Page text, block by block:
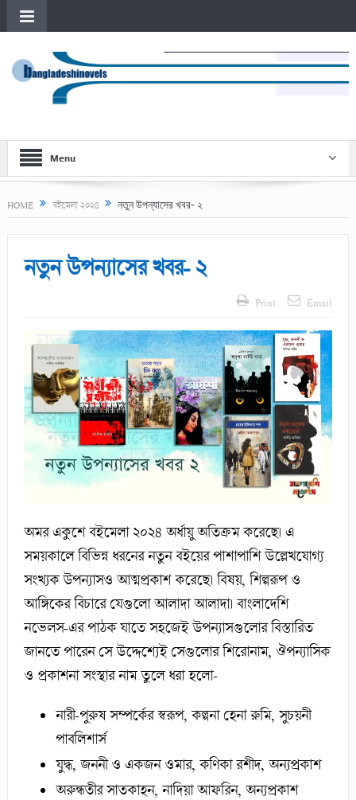
Menu
HOME বইমেলা ২০২৪ নতুন উপন্যাসের খবর- ২
নতুন উপন্যাসের খবর- ২
Print Email
অমর একুশে বইমেলা ২০২৪ অর্ধায়ু অতিক্রম করেছে। এ
সময়কালে বিভিন্ন ধরনের নতুন বইয়ের পাশাপাশি উল্লেখযোগ্য
সংখ্যক উপন্যাসও আত্মপ্রকাশ করেছে। বিষয়, শিল্পরূপ ও
আঙ্গিকের বিচারে যেগুলো আলাদা আলাদা। বাংলাদেশি
নভেলস-এর পাঠক যাতে সহজেই উপন্যাসগুলোর বিস্তারিত
জানতে পারেন সে উদ্দেশ্যেই সেগুলোর শিরোনাম, ঔপন্যাসিক
ও প্রকাশনা সংস্থার নাম তুলে ধরা হলো-
নারী-পুরুষ সম্পর্কের স্বরূপ, কল্পনা হেনা রুমি, সুচয়নী
পাবলিশার্স
যুদ্ধ, জননী ও একজন ওমার, কণিকা রশীদ, অন্যপ্রকাশ
অরুন্ধতীর সাতকাহন, নাদিয়া আফরিন, অন্যপ্রকাশ